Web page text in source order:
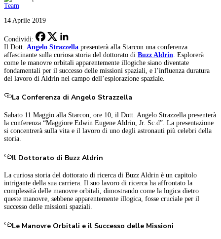
Team
14 Aprile 2019
Condividi:
Il Dott. Angelo Strazzella presenterà alla Starcon una conferenza
affascinante sulla curiosa storia del dottorato di Buzz Aldrin . Esplorerà
come le manovre orbitali apparentemente illogiche siano diventate
fondamentali per il successo delle missioni spaziali, e l’influenza duratura
del lavoro di Aldrin nel campo dell’esplorazione spaziale.
La Conferenza di Angelo Strazzella
Sabato 11 Maggio alla Starcon, ore 10, il Dott. Angelo Strazzella presenterà
la conferenza “Maggiore Edwin Eugene Aldrin, Jr. Sc.d”. La presentazione
si concentrerà sulla vita e il lavoro di uno degli astronauti più celebri della
storia.
Il Dottorato di Buzz Aldrin
La curiosa storia del dottorato di ricerca di Buzz Aldrin è un capitolo
intrigante della sua carriera. Il suo lavoro di ricerca ha affrontato la
complessità delle manovre orbitali, dimostrando come la logica dietro
queste manovre, sebbene apparentemente illogica, fosse cruciale per il
successo delle missioni spaziali.
Le Manovre Orbitali e il Successo delle Missioni